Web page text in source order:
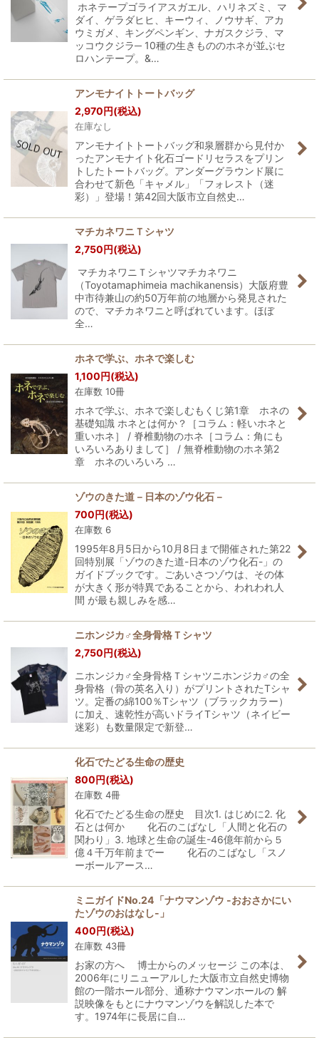
ホネテープゴライアスガエル、ハリネズミ、マ
ダイ、ゲラダヒヒ、キーウィ、ノウサギ、アカ
ウミガメ、キングペンギン、ナガスクジラ、マ
ッコウクジラ─ 10種の生きもののホネが並ぶセ
ロハンテープ。&…
アンモナイトトートバッグ
2,970円(税込)
在庫なし
アンモナイトトートバッグ和泉層群から見付か
ったアンモナイト化石ゴードリセラスをプリン
トしたトートバッグ。アンダーグラウンド展に
合わせて新色「キャメル」「フォレスト（迷
彩）」登場！第42回大阪市立自然史…
マチカネワニＴシャツ
2,750円(税込)
マチカネワニＴシャツマチカネワニ
（Toyotamaphimeia machikanensis）大阪府豊
中市待兼山の約50万年前の地層から発見された
ので、マチカネワニと呼ばれています。ほぼ
全…
ホネで学ぶ、ホネで楽しむ
1,100円(税込)
在庫数 10冊
ホネで学ぶ、ホネで楽しむもくじ第1章 ホネの
基礎知識 ホネとは何か？［コラム：軽いホネと
重いホネ］ / 脊椎動物のホネ［コラム：角にも
いろいろありまして］ / 無脊椎動物のホネ第2
章 ホネのいろいろ …
ゾウのきた道－日本のゾウ化石－
700円(税込)
在庫数 6
1995年8月5日から10月8日まで開催された第22
回特別展「ゾウのきた道-日本のゾウ化石-」の
ガイドブックです。ごあいさつゾウは、その体
が大きく形が特異であることから、われわれ人
間 が最も親しみを感…
ニホンジカ♂全身骨格Ｔシャツ
2,750円(税込)
ニホンジカ♂全身骨格Ｔシャツニホンジカ♂の全
身骨格（骨の英名入り）がプリントされたTシャ
ツ。定番の綿100％Tシャツ（ブラックカラー）
に加え、速乾性が高いドライTシャツ（ネイビー
迷彩）も数量限定で新登…
化石でたどる生命の歴史
800円(税込)
在庫数 4冊
化石でたどる生命の歴史 目次1. はじめに2. 化
石とは何か 化石のこばなし「人間と化石の
関わり」3. 地球と生命の誕生-46億年前から５
億４千万年前までー 化石のこばなし「スノ
ーボールアース…
ミニガイドNo.24「ナウマンゾウ -おおさかにい
たゾウのおはなし-」
400円(税込)
在庫数 43冊
お家の方へ 博士からのメッセージ この本は、
2006年にリニューアルした大阪市立自然史博物
館の一階ホール部分、通称ナウマンホールの 解
説映像をもとにナウマンゾウを解説した本で
す。1974年に長居に自…